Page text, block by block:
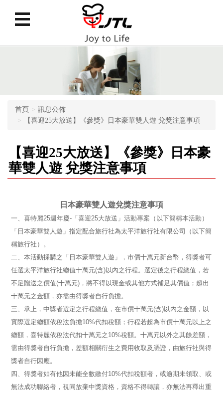
首頁
訊息公佈
【喜迎25大放送】《參獎》日本豪華雙人遊 兌獎注意事項
【喜迎25大放送】《參獎》日本豪
華雙人遊 兌獎注意事項
日本豪華雙人遊兌獎注意事項
一、喜特麗25週年慶- 「喜迎25大放送」活動專案（以下簡稱本活動）
「日本豪華雙人遊」指定配合旅行社為太平洋旅行社有限公司（以下簡
稱旅行社）。
二、本活動採購之「日本豪華雙人遊」，市價十萬元新台幣，得獎者可
任選太平洋旅行社總值十萬元(含)以內之行程。選定後之行程總值，若
不足贈送之價值(十萬元) ，將不得以現金或其他方式補足其價值；超出
十萬元之金額，亦需由得獎者自行負擔。
三、承上，中獎者選定之行程總值，在市價十萬元(含)以內之金額，以
實際選定總額依稅法負擔10%代扣稅額；行程若超為市價十萬元以上之
總額，喜特麗依稅法代扣十萬元之 10%稅額。十萬元以外之其餘差額，
需由得獎者自行負擔，差額相關衍生之費用收取及憑證，由旅行社與得
獎者自行因應。
四、得獎者如有他因未能全數繳付10%代扣稅額者，或逾期未領取、或
無法成功聯絡者，視同放棄中獎資格，資格不得轉讓，亦無法再釋出重